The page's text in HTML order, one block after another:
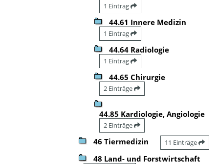
1 Eintrag
44.61 Innere Medizin
1 Eintrag
44.64 Radiologie
1 Eintrag
44.65 Chirurgie
2 Einträge
44.85 Kardiologie, Angiologie
2 Einträge
46 Tiermedizin 11 Einträge
48 Land- und Forstwirtschaft